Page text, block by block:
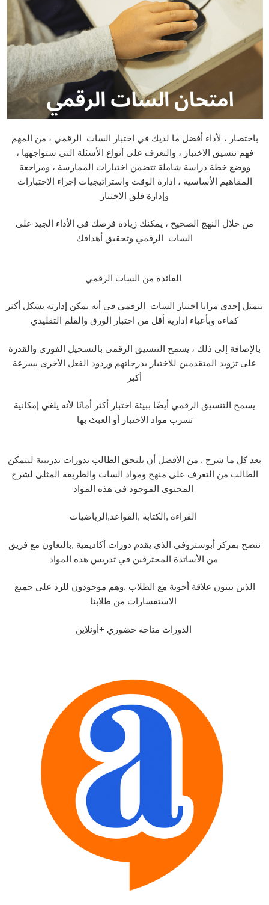
باختصار ، لأداء أفضل ما لديك في اختبار السات الرقمي ، من المهم
فهم تنسيق الاختبار ، والتعرف على أنواع الأسئلة التي ستواجهها ،
ووضع خطة دراسة شاملة تتضمن اختبارات الممارسة ، ومراجعة
المفاهيم الأساسية ، إدارة الوقت واستراتيجيات إجراء الاختبارات
وإدارة قلق الاختبار
من خلال النهج الصحيح ، يمكنك زيادة فرصك في الأداء الجيد على
السات الرقمي وتحقيق أهدافك
تتمثل إحدى مزايا اختبار السات الرقمي في أنه يمكن إدارته بشكل أكثر
كفاءة وبأعباء إدارية أقل من اختبار الورق والقلم التقليدي
بالإضافة إلى ذلك ، يسمح التنسيق الرقمي بالتسجيل الفوري والقدرة
على تزويد المتقدمين للاختبار بدرجاتهم وردود الفعل الأخرى بسرعة
أكبر
يسمح التنسيق الرقمي أيضًا ببيئة اختبار أكثر أمانًا لأنه يلغي إمكانية
تسرب مواد الاختبار أو العبث بها
بعد كل ما شرح , من الأفضل أن يلتحق الطالب بدورات تدريبية ليتمكن
الطالب من التعرف على منهج ومواد السات والطريقة المثلى لشرح
ننصح بمركز أبوستروفي الذي يقدم دورات أكاديمية ,بالتعاون مع فريق
الذين يبنون علاقة أخوية مع الطلاب ,وهم موجودون للرد على جميع